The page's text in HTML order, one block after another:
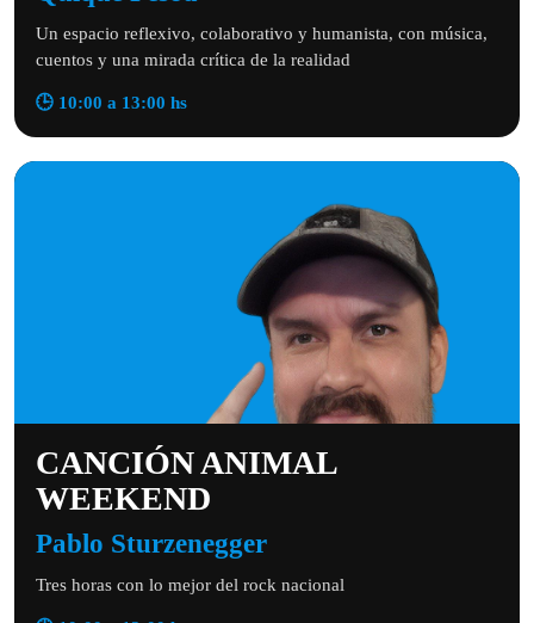
Un espacio reflexivo, colaborativo y humanista, con música,
cuentos y una mirada crítica de la realidad
🕒 10:00 a 13:00 hs
CANCIÓN ANIMAL
WEEKEND
Pablo Sturzenegger
Tres horas con lo mejor del rock nacional